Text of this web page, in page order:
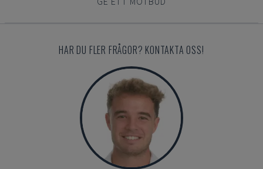
HAR DU FLER FRÅGOR? KONTAKTA OSS!